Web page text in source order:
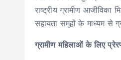
राष्ट्रीय ग्रामीण
सहायता समूहों के माध्यम से
ग्रामीण महिलाओं के लिए